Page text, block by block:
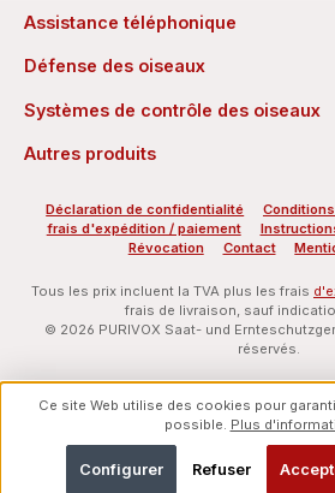
Assistance téléphonique
Défense des oiseaux
Systèmes de contrôle des oiseaux
Autres produits
Déclaration de confidentialité
frais d'expédition / paiement
Révocation
Contact
Tous les prix incluent la TVA plus les frais
frais de livraison, sauf
© 2026 PURIVOX Saat- und
réservés.
Ce site Web utilise des cookies pour
possible. Plus
Refuser
Configurer